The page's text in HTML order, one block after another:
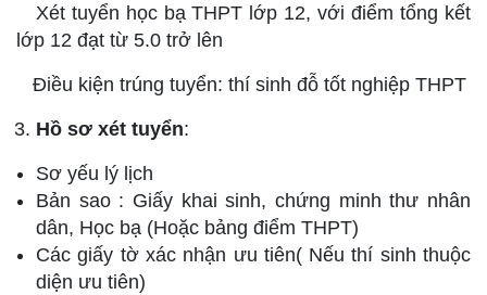
Xét tuyển học bạ THPT lớp 12, với điểm tổng kết
lớp 12 đạt từ 5.0 trở lên
Điều kiện trúng tuyển: thí sinh đỗ tốt nghiệp THPT
Hồ sơ xét tuyển:
Sơ yếu lý lịch
Bản sao : Giấy khai sinh, chứng minh thư nhân
dân, Học bạ (Hoặc bảng điểm THPT)
Các giấy tờ xác nhận ưu tiên( Nếu thí sinh thuộc
diện ưu tiên)